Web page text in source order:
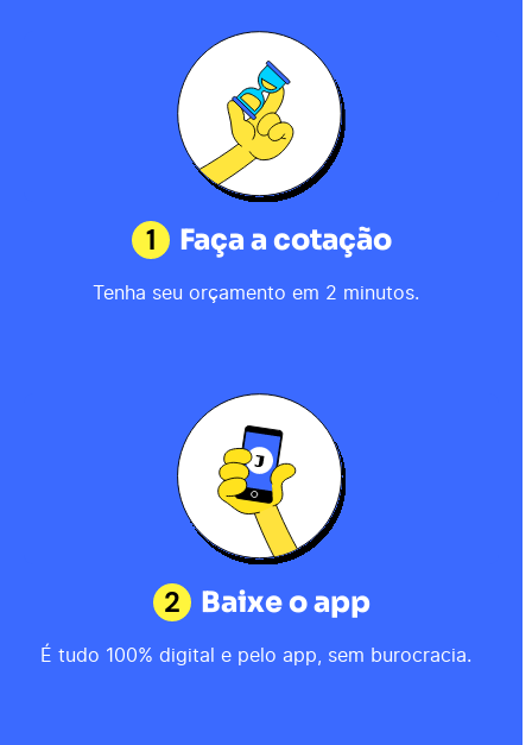
1 Faça a cotação
Tenha seu orçamento em 2 minutos.
2 Baixe o app
É tudo 100% digital e pelo app, sem burocracia.